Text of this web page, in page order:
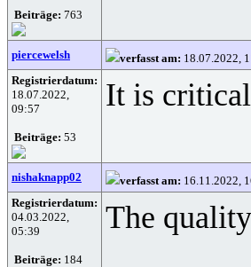
Beiträge: 763
piercewelsh verfasst am: 18.07.2022,
Registrierdatum:
18.07.2022,
09:57
Beiträge: 53
It is
nishaknapp02 verfasst am: 16.11.2022,
Registrierdatum:
04.03.2022,
05:39
Beiträge: 184
The